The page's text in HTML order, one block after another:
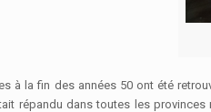
à la fin des années 50 ont été
répandu dans toutes les